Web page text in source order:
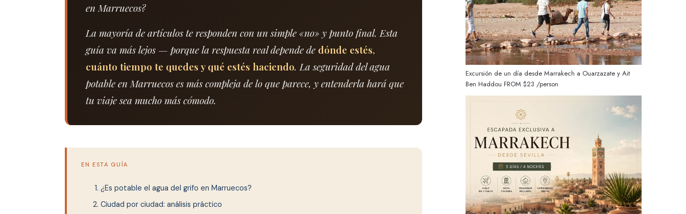
en Marruecos?
La mayoría de artículos te responden con un simple «no» y punto final. Esta
guía va más lejos — porque la respuesta real depende de dónde estés,
cuánto tiempo te quedes y qué estés haciendo. La seguridad del agua
potable en Marruecos es más compleja de lo que parece, y entenderla hará que
tu viaje sea mucho más cómodo.
EN ESTA GUÍA
¿Es potable el agua del grifo en Marruecos?
Ciudad por ciudad: análisis práctico
Excursión de un día desde Marrakech a Ouarzazate y Ait
Ben Haddou FROM$23 /person